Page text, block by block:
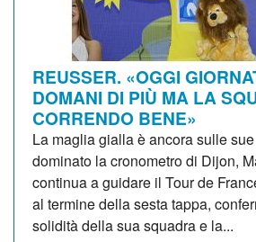
REUSSER. «OGGI
DOMANI DI PIÙ MA LA
CORRENDO BENE»
La maglia gialla è ancora sulle
dominato la cronometro di Dijon,
continua a guidare il Tour de
al termine della sesta tappa,
solidità della sua squadra e la...